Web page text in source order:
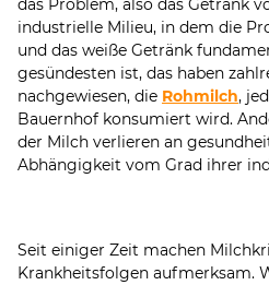
das Problem, also das Getränk
industrielle Milieu, in dem die
und das weiße Getränk
gesündesten ist, das haben
nachgewiesen, die Rohmilch,
Bauernhof konsumiert wird.
der Milch verlieren an
Abhängigkeit vom Grad ihrer
Seit einiger Zeit machen
Krankheitsfolgen aufmerksam.